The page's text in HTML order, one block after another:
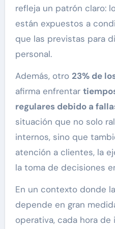
refleja un patrón claro:
están expuestos a
que las previstas para
personal.
Además, otro 23% de
afirma enfrentar
regulares debido a
situación que no solo
internos, sino que
atención a clientes, la
la toma de decisiones
En un contexto donde
depende en gran
operativa, cada hora